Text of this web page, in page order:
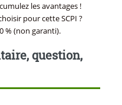
les avantages !
pour cette SCPI ?
% (non garanti).
question,